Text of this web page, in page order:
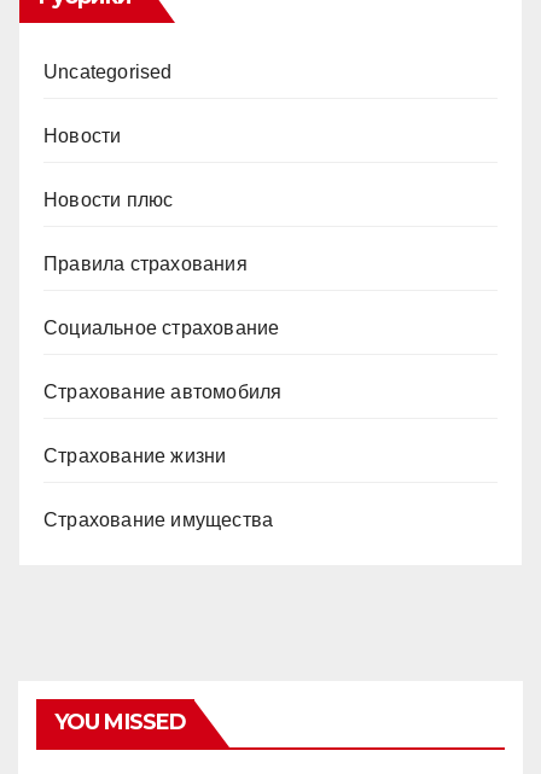
Uncategorised
Новости
Новости плюс
Правила страхования
Социальное страхование
Страхование автомобиля
Страхование жизни
Страхование имущества
YOU MISSED